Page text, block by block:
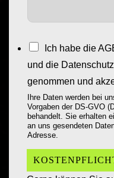
Z
u
s
t
i
m
m
Ich habe die
und die
genommen und
Ihre Daten werden bei
Vorgaben der DS-GVO
behandelt. Sie erhalten
an uns gesendeten
Adresse.